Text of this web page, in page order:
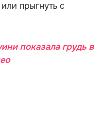
прыгнуть с
показала грудь в